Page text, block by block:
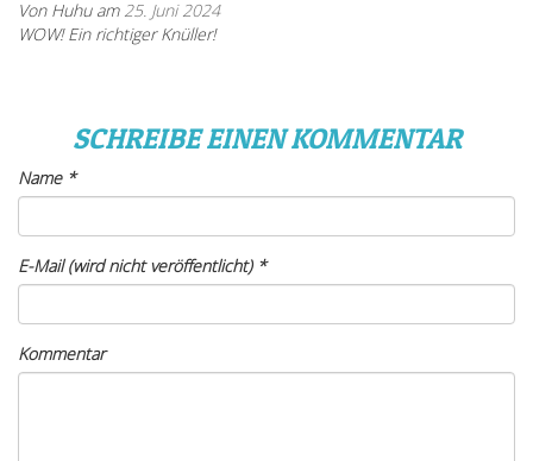
Von Huhu am 25. Juni 2024
WOW! Ein richtiger Knüller!
SCHREIBE EINEN KOMMENTAR
Name*
E-Mail (wird nicht veröffentlicht)*
Kommentar